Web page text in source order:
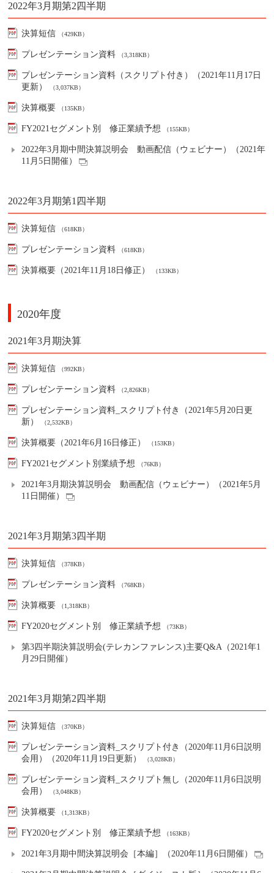
2022年3月期第2四半期
決算短信 （429KB）
プレゼンテーション資料 （3,318KB）
プレゼンテーション資料（スクリプト付き）（2021年11月17日
更新）
（3,037KB）
決算概要 （135KB）
FY2021セグメント別 修正業績予想 （155KB）
2022年3月期中間決算説明会 動画配信（ウェビナー）（2021年
11月5日開催）
2022年3月期第1四半期
決算短信 （618KB）
プレゼンテーション資料 （618KB）
決算概要（2021年11月18日修正） （133KB）
2020年度
2021年3月期決算
決算短信 （992KB）
プレゼンテーション資料 （2,826KB）
プレゼンテーション資料_スクリプト付き（2021年5月20日更
新）
（2,532KB）
決算概要（2021年6月16日修正） （153KB）
FY2021セグメント別業績予想 （76KB）
2021年3月期決算説明会 動画配信（ウェビナー）（2021年5月
11日開催）
2021年3月期第3四半期
決算短信 （378KB）
プレゼンテーション資料 （768KB）
決算概要 （1,318KB）
FY2020セグメント別 修正業績予想 （73KB）
第3四半期決算説明会(テレカンファレンス)主要Q&A（2021年1
月29日開催）
2021年3月期第2四半期
決算短信 （370KB）
プレゼンテーション資料_スクリプト付き（2020年11月6日説明
会用）（2020年11月19日更新）
（3,028KB）
プレゼンテーション資料_スクリプト無し（2020年11月6日説明
会用）
（3,048KB）
決算概要 （1,313KB）
FY2020セグメント別 修正業績予想 （163KB）
2021年3月期中間決算説明会［本編］（2020年11月6日開催）